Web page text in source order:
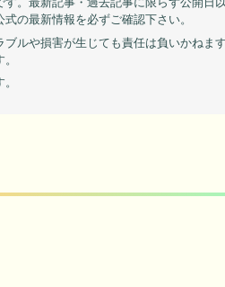
の最新情報を必ずご確認下さい。
ルや損害が生じても責任は負いかねま